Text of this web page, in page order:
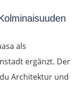
als
ergänzt. Der
Architektur und